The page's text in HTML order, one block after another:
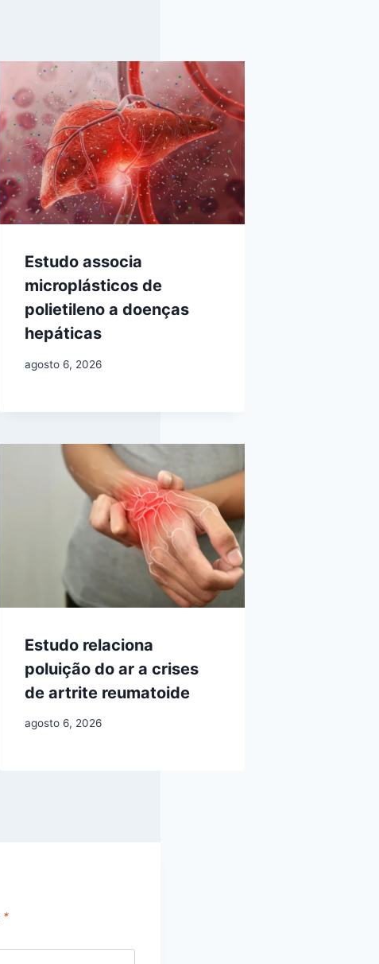
Estudo associa
microplásticos de
polietileno a doenças
hepáticas
agosto 6, 2026
Estudo relaciona
poluição do ar a crises
de artrite reumatoide
agosto 6, 2026
*